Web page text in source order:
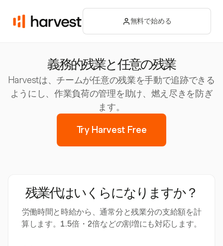
無料で始める
義務的残業と任意の残業
Harvestは、チームが任意の残業を手動で追跡できる
ようにし、作業負荷の管理を助け、燃え尽きを防ぎ
ます。
Try Harvest Free
残業代はいくらになりますか？
労働時間と時給から、通常分と残業分の支給額を計
算します。1.5倍・2倍などの割増にも対応します。